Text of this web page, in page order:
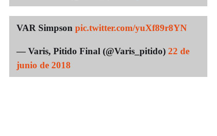
VAR Simpson pic.twitter.com/yuXf89r8YN
— Varis, Pitido Final (@Varis_pitido) 22 de
junio de 2018